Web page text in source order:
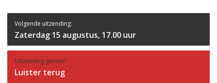
Volgende uitzending:
Zaterdag 15 augustus, 17.00 uur
Uitzending gemist?
Luister terug